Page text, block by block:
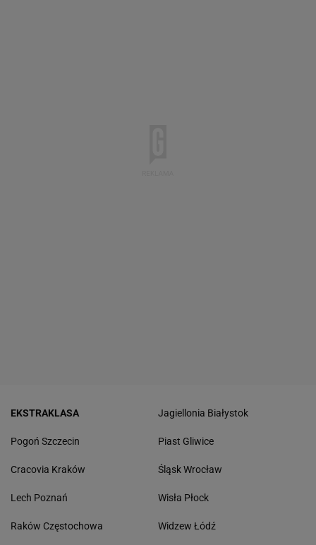
EKSTRAKLASA
Pogoń Szczecin
Cracovia Kraków
Lech Poznań
Raków Częstochowa
Jagiellonia Białystok
Piast Gliwice
Śląsk Wrocław
Wisła Płock
Widzew Łódź